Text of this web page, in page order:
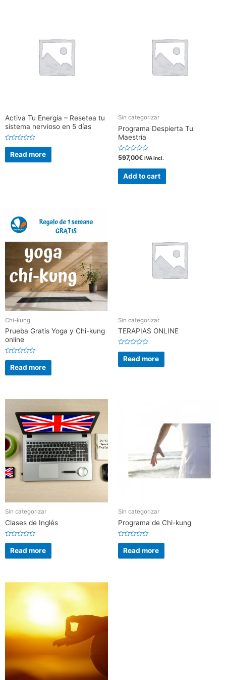
Activa Tu Energía – Resetea tu
sistema nervioso en 5 días
Rated
out
of
Read more
Sin categorizar
Programa Despierta Tu
Maestría
Rated
0
out
597,00€ IVA Incl.
Add to cart
Chi-kung
Prueba Gratis Yoga y Chi-kung
online
Rated
out
of
Read more
Sin categorizar
TERAPIAS ONLINE
Rated
out
of
Read more
Sin categorizar
Clases de Inglés
Rated
out
of
Read more
Sin categorizar
Programa de Chi-kung
Rated
out
of
Read more